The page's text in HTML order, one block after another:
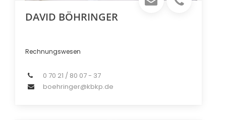
DAVID BÖHRINGER
Rechnungswesen
0 70 21 / 80 07 - 37
boehringer@kbkp.de